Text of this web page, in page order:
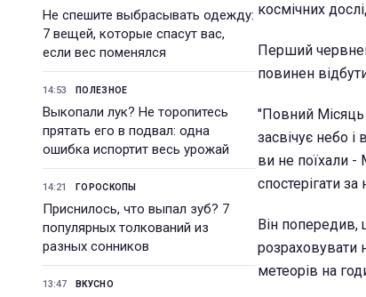
Не спешите выбрасывать одежду:
7 вещей, которые спасут вас,
если вес поменялся
14:53 ПОЛЕЗНОЕ
Выкопали лук? Не торопитесь
прятать его в подвал: одна
ошибка испортит весь урожай
14:21 ГОРОСКОПЫ
Приснилось, что выпал зуб? 7
популярных толкований из
разных сонников
13:47 ВКУСНО
космічних
Перший
повинен
"Повний Місяць
засвічує небо
ви не поїхали -
спостерігати
Він попередив,
розраховувати
метеорів на